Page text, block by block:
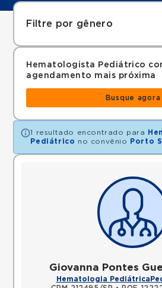
Filtre por gênero
Hematologista Pediátrico
agendamento mais próxima
Busque agora
1 resultado encontrado para
Pediátrico no convênio Porto
Giovanna Pontes
Hematologia Pediátrica